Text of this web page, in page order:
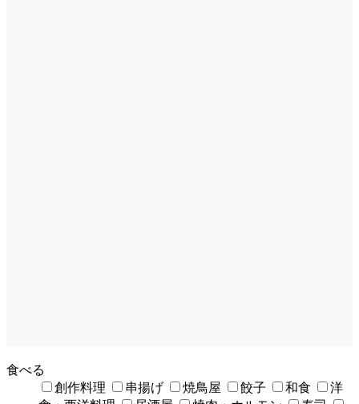
食べる
創作料理
串揚げ 焼鳥屋 餃子 和食
洋